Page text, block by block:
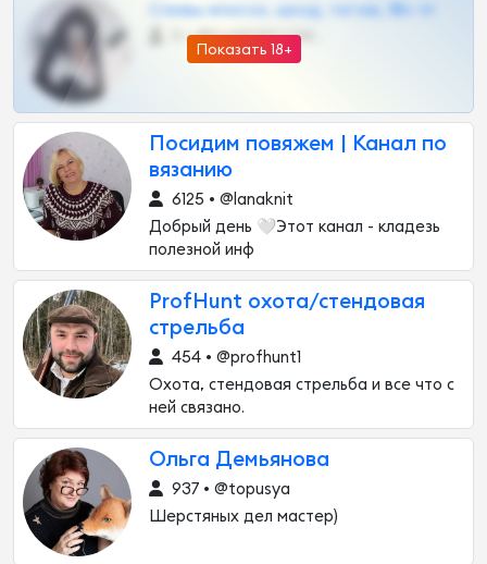
Показать 18+
Сливы вписок, шкод, теток, 18+ тг
0 •
Посидим повяжем | Канал по
вязанию
6125 • @lanaknit
Добрый день 🤍Этот канал - кладезь
полезной инф
ProfHunt охота/стендовая
стрельба
454 • @profhunt1
Охота, стендовая стрельба и все что с
ней связано.
Ольга Демьянова
937 • @topusya
Шерстяных дел мастер)